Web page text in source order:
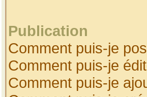
Publication
Comment puis-je
Comment puis-je
Comment puis-je